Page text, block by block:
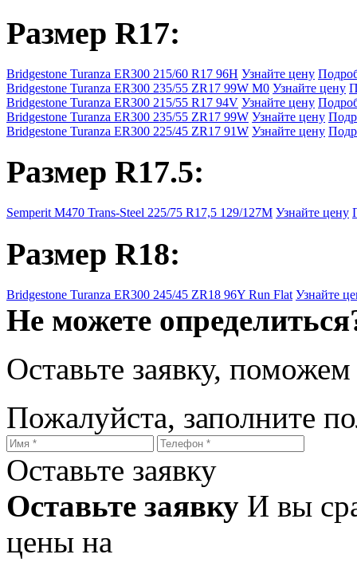
Размер R17:
Bridgestone Turanza ER300 215/60 R17 96H Узнайте цену
Bridgestone Turanza ER300 235/55 ZR17 99W M0 Узнайте цену
Bridgestone Turanza ER300 215/55 R17 94V Узнайте цену
Bridgestone Turanza ER300 235/55 ZR17 99W Узнайте цену
Bridgestone Turanza ER300 225/45 ZR17 91W Узнайте цену
Размер R17.5:
Semperit M470 Trans-Steel 225/75 R17,5 129/127M Узнайте цену
Размер R18:
Bridgestone Turanza ER300 245/45 ZR18 96Y Run Flat Узнайте
Не можете
Оставьте заявку,
Пожалуйста, заполните
Оставьте заявку
Оставьте заявку И вы
цены на